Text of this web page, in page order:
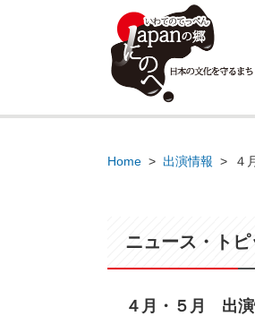
Home > 出演情報 > ４
ニュース・トピ
４月・５月 出